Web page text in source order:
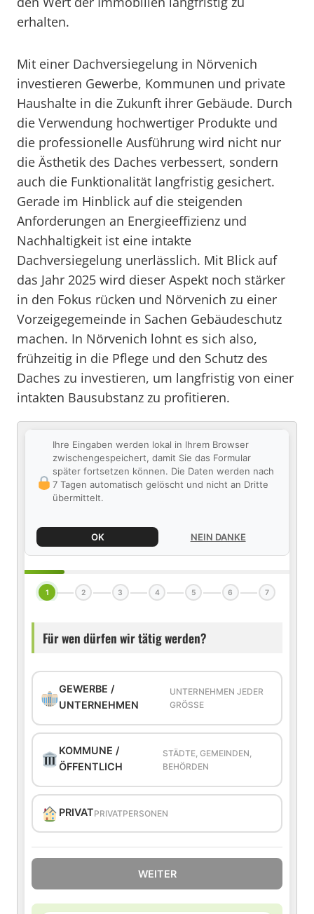
erhalten.
Mit einer Dachversiegelung in Nörvenich
investieren Gewerbe, Kommunen und private
Haushalte in die Zukunft ihrer Gebäude. Durch
die Verwendung hochwertiger Produkte und
die professionelle Ausführung wird nicht nur
die Ästhetik des Daches verbessert, sondern
auch die Funktionalität langfristig gesichert.
Gerade im Hinblick auf die steigenden
Anforderungen an Energieeffizienz und
Nachhaltigkeit ist eine intakte
Dachversiegelung unerlässlich. Mit Blick auf
das Jahr 2025 wird dieser Aspekt noch stärker
in den Fokus rücken und Nörvenich zu einer
Vorzeigegemeinde in Sachen Gebäudeschutz
machen. In Nörvenich lohnt es sich also,
frühzeitig in die Pflege und den Schutz des
Daches zu investieren, um langfristig von einer
intakten Bausubstanz zu profitieren.
Ihre Eingaben werden lokal in Ihrem Browser
zwischengespeichert, damit Sie das Formular
später fortsetzen können. Die Daten werden nach
7 Tagen automatisch gelöscht und nicht an Dritte
übermittelt.
OK NEIN DANKE
1 2 3 4 5 6 7
Für wen dürfen wir tätig werden?
GEWERBE /
UNTERNEHMEN
UNTERNEHMEN JEDER
GRÖSSE
KOMMUNE /
ÖFFENTLICH
STÄDTE, GEMEINDEN,
BEHÖRDEN
PRIVATPRIVATPERSONEN
WEITER